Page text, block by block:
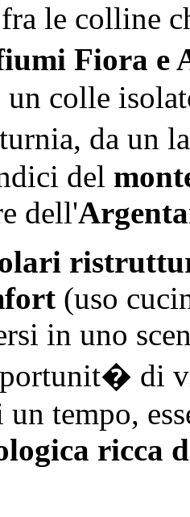
le colline
Fiora e
un colle
da un
del
dell'
(uso
in uno
di
un tempo,
ricca